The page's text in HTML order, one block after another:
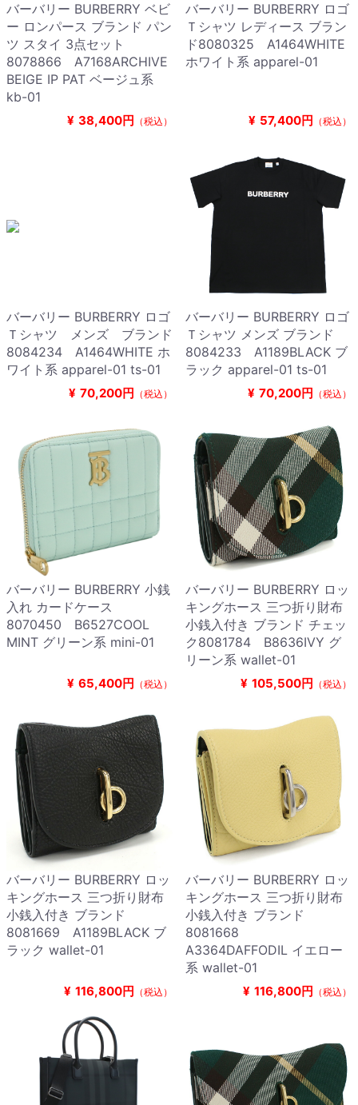
バーバリー BURBERRY ベビ
ー ロンパース ブランド パン
ツ スタイ 3点セット
8078866 A7168ARCHIVE
BEIGE IP PAT ベージュ系
kb-01
¥ 38,400円 （税込）
バーバリー BURBERRY ロゴ
Ｔシャツ レディース ブラン
ド8080325 A1464WHITE
ホワイト系 apparel-01
¥ 57,400円 （税込）
バーバリー BURBERRY ロゴ
Ｔシャツ メンズ ブランド
8084234 A1464WHITE ホ
ワイト系 apparel-01 ts-01
¥ 70,200円 （税込）
バーバリー BURBERRY ロゴ
Ｔシャツ メンズ ブランド
8084233 A1189BLACK ブ
ラック apparel-01 ts-01
¥ 70,200円 （税込）
バーバリー BURBERRY 小銭
入れ カードケース
8070450 B6527COOL
MINT グリーン系 mini-01
¥ 65,400円 （税込）
バーバリー BURBERRY ロッ
キングホース 三つ折り財布
小銭入付き ブランド チェッ
ク8081784 B8636IVY グ
リーン系 wallet-01
¥ 105,500円 （税込）
バーバリー BURBERRY ロッ
キングホース 三つ折り財布
小銭入付き ブランド
8081669 A1189BLACK ブ
ラック wallet-01
¥ 116,800円 （税込）
バーバリー BURBERRY ロッ
キングホース 三つ折り財布
小銭入付き ブランド
8081668
A3364DAFFODIL イエロー
系 wallet-01
¥ 116,800円 （税込）